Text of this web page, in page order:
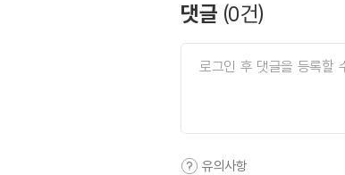
댓글 (0건)
유의사항